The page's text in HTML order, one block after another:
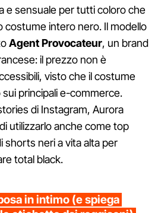
e sensuale per tutti coloro che
costume intero nero. Il modello
Agent Provocateur, un brand
il prezzo non è
visto che il costume
principali e-commerce.
di Instagram, Aurora
utilizzarlo anche come top
shorts neri a vita alta per
total black.
in intimo (e spiega